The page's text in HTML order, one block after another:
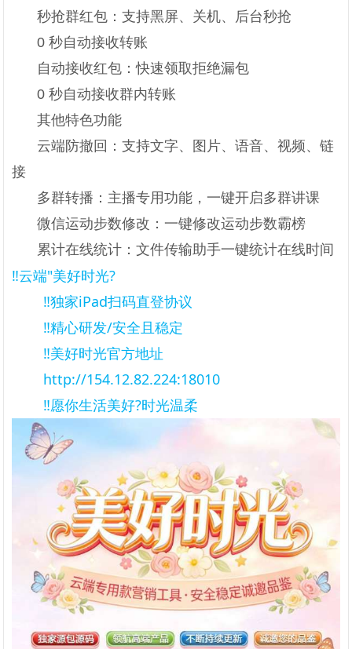
秒抢群红包：支持黑屏、关机、后台秒抢
0 秒自动接收转账
自动接收红包：快速领取拒绝漏包
0 秒自动接收群内转账
其他特色功能
云端防撤回：支持文字、图片、语音、视频、链
接
多群转播：主播专用功能，一键开启多群讲课
微信运动步数修改：一键修改运动步数霸榜
累计在线统计：文件传输助手一键统计在线时间
‼️云端"美好时光?
	‼️独家iPad扫码直登协议
	‼️精心研发/安全且稳定
	‼️美好时光官方地址
	http://154.12.82.224:18010
	‼️愿你生活美好?时光温柔